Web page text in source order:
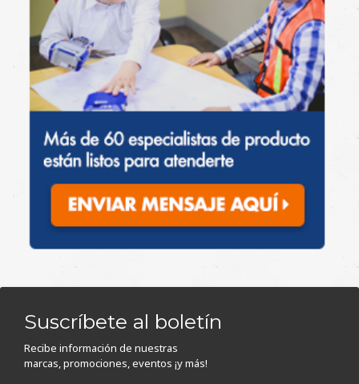
Suscríbete al boletín
Recibe información de nuestras
marcas, promociones, eventos ¡y más!